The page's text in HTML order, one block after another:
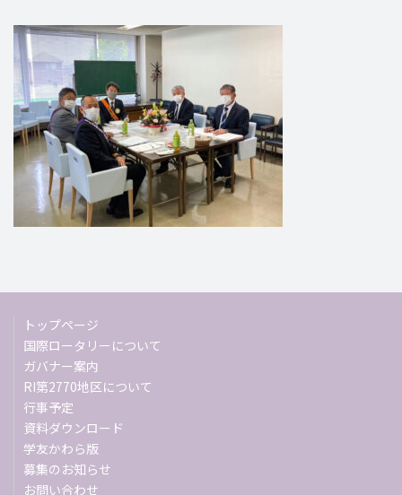
トップページ
国際ロータリーについて
ガバナー案内
RI第2770地区について
行事予定
資料ダウンロード
学友かわら版
募集のお知らせ
お問い合わせ